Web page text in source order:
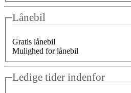
Lånebil
Gratis lånebil
Mulighed for lånebil
Ledige tider indenfor